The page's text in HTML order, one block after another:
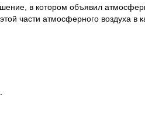
в котором объявил
части атмосферного воздуха в